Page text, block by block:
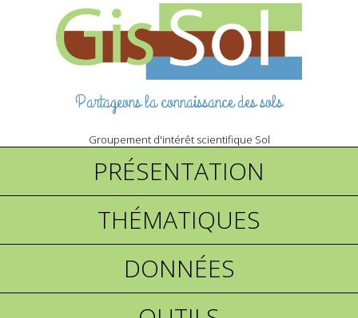
Partageons la connaissance des sols
Groupement d'intérêt scientifique Sol
PRÉSENTATION
THÉMATIQUES
DONNÉES